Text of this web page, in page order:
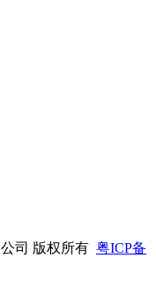
司 版权所有 粤ICP备